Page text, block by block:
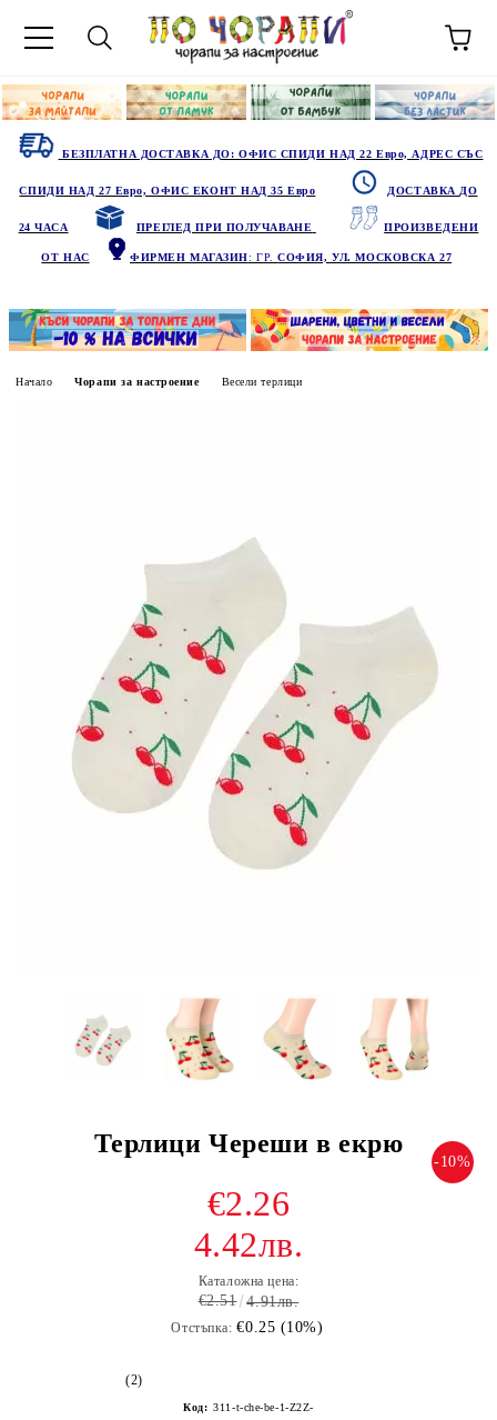
БЕЗПЛАТНА ДОСТАВКА ДО: ОФИС СПИДИ НАД 22 Евро, АДРЕС СЪС
СПИДИ НАД 27 Евро, ОФИС ЕКОНТ НАД 35 Евро ДОСТАВКА ДО
24 ЧАСА ПРЕГЛЕД ПРИ ПОЛУЧАВАНЕ ПРОИЗВЕДЕНИ
ОТ НАС ФИРМЕН МАГАЗИН: ГР.СОФИЯ, УЛ. МОСКОВСКА 27
Начало Чорапи за настроение Весели терлици
Терлици Череши в екрю
-10%
€2.26
4.42лв.
Каталожна цена:
€2.51 4.91лв.
Отстъпка: €0.25 (10%)
(2)
Код: 311-t-che-be-1-Z2Z-